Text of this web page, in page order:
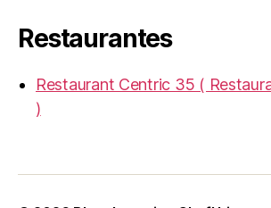
Restaurantes
Restaurant Centric 35 (
)